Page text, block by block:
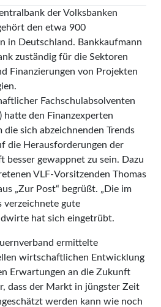
der Volksbanken
den etwa 900
in Deutschland. Bankkaufmann
zuständig für die Sektoren
Finanzierungen von Projekten
Fachschulabsolventen
hatte den Finanzexperten
die sich abzeichnenden Trends
die Herausforderungen der
besser gewappnet zu sein. Dazu
VLF-Vorsitzenden Thomas
„Zur Post“ begrüßt. „Die im
verzeichnete gute
hat sich eingetrübt.
ermittelte
wirtschaftlichen Entwicklung
Erwartungen an die Zukunft
dass der Markt in jüngster Zeit
werden kann wie noch